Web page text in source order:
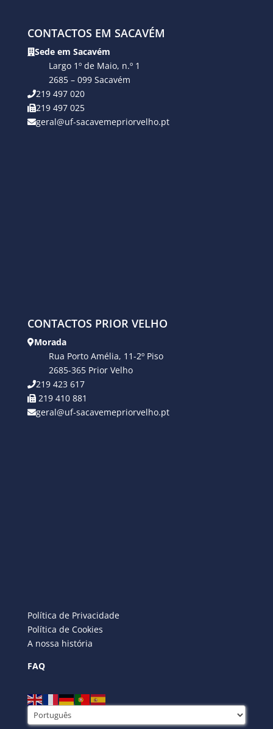
CONTACTOS EM SACAVÉM
Sede em Sacavém
Largo 1º de Maio, n.º 1
2685 – 099 Sacavém
219 497 020
219 497 025
geral@uf-sacavemepriorvelho.pt
CONTACTOS PRIOR VELHO
Morada
Rua Porto Amélia, 11-2º Piso
2685-365 Prior Velho
219 423 617
219 410 881
geral@uf-sacavemepriorvelho.pt
Política de Privacidade
Política de Cookies
A nossa história
FAQ